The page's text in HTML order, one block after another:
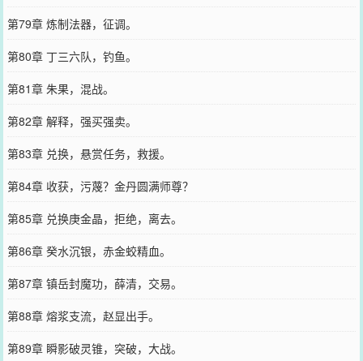
第79章 炼制法器，征调。
第80章 丁三六队，钓鱼。
第81章 朱果，混战。
第82章 解释，强买强卖。
第83章 兑换，悬赏任务，救援。
第84章 收获，污蔑？金丹圆满师尊？
第85章 兑换庚金晶，拒绝，离去。
第86章 癸水沉银，赤金蛟精血。
第87章 镇岳封魔功，薛清，交易。
第88章 熔浆支流，赵显出手。
第89章 瞬影破灵锥，突破，大战。